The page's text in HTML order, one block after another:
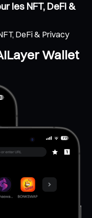
les NFT, DeFi &
DeFi & Privacy
Wallet